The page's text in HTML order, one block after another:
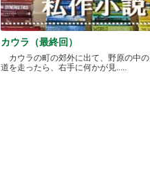
カウラ（最終回）
カウラの町の郊外に出て、野原の中の
道を走ったら、右手に何かが見.....